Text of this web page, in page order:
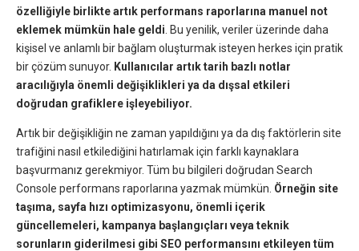
özelliğiyle birlikte artık performans raporlarına manuel not
eklemek mümkün hale geldi . Bu yenilik, veriler üzerinde daha
kişisel ve anlamlı bir bağlam oluşturmak isteyen herkes için pratik
bir çözüm sunuyor. Kullanıcılar artık tarih bazlı notlar
aracılığıyla önemli değişiklikleri ya da dışsal etkileri
doğrudan grafiklere işleyebiliyor.
Artık bir değişikliğin ne zaman yapıldığını ya da dış faktörlerin site
trafiğini nasıl etkilediğini hatırlamak için farklı kaynaklara
başvurmanız gerekmiyor. Tüm bu bilgileri doğrudan Search
Console performans raporlarına yazmak mümkün. Örneğin site
taşıma, sayfa hızı optimizasyonu, önemli içerik
güncellemeleri, kampanya başlangıçları veya teknik
sorunların giderilmesi gibi SEO performansını etkileyen tüm